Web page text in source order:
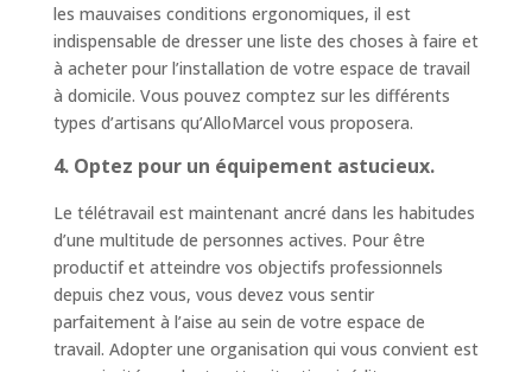
les mauvaises conditions ergonomiques, il est
indispensable de dresser une liste des choses à faire et
à acheter pour l’installation de votre espace de travail
à domicile. Vous pouvez comptez sur les différents
types d’artisans qu’AlloMarcel vous proposera.
4. Optez pour un équipement astucieux.
Le télétravail est maintenant ancré dans les habitudes
d’une multitude de personnes actives. Pour être
productif et atteindre vos objectifs professionnels
depuis chez vous, vous devez vous sentir
parfaitement à l’aise au sein de votre espace de
travail. Adopter une organisation qui vous convient est